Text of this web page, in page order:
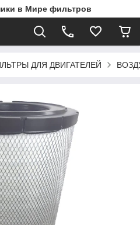
в Мире фильтров
ДЛЯ ДВИГАТЕЛЕЙ